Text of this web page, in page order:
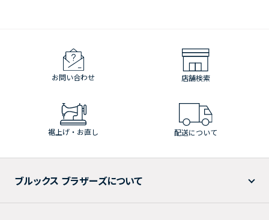
お問い合わせ 店舗検索
裾上げ・お直し 配送について
ブルックス ブラザーズについて